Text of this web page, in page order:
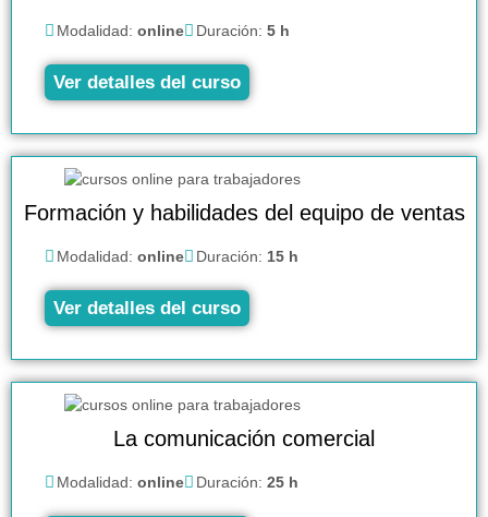
Modalidad: online Duración: 5 h
Ver detalles del curso
Formación y habilidades del equipo de ventas
Modalidad: online Duración: 15 h
Ver detalles del curso
La comunicación comercial
Modalidad: online Duración: 25 h